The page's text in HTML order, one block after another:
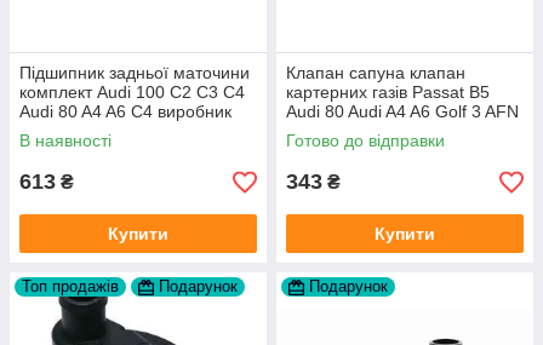
Підшипник задньої маточини
комплект Audi 100 C2 C3 C4
Audi 80 A4 A6 C4 виробник
FAG
В наявності
613 ₴
Купити
Клапан сапуна клапан
картерних газів Passat B5
Audi 80 Audi A4 A6 Golf 3 AFN
1Y AAZ 1Z AFF AEY AAZ AHB
AHU
Готово до відправки
343 ₴
Купити
Топ продажів Подарунок Подарунок